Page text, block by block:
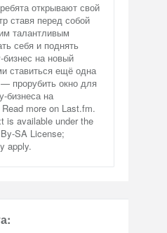
открывают свой
ставя перед собой
талантливым
себя и поднять
бизнес на новый
ставиться ещё одна
прорубить окно для
бизнеса на
more on Last.fm.
is available under the
SA License;
apply.